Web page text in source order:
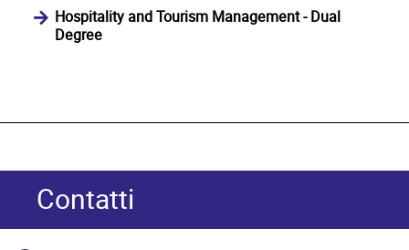
Hospitality and Tourism Management - Dual
Degree
Contatti